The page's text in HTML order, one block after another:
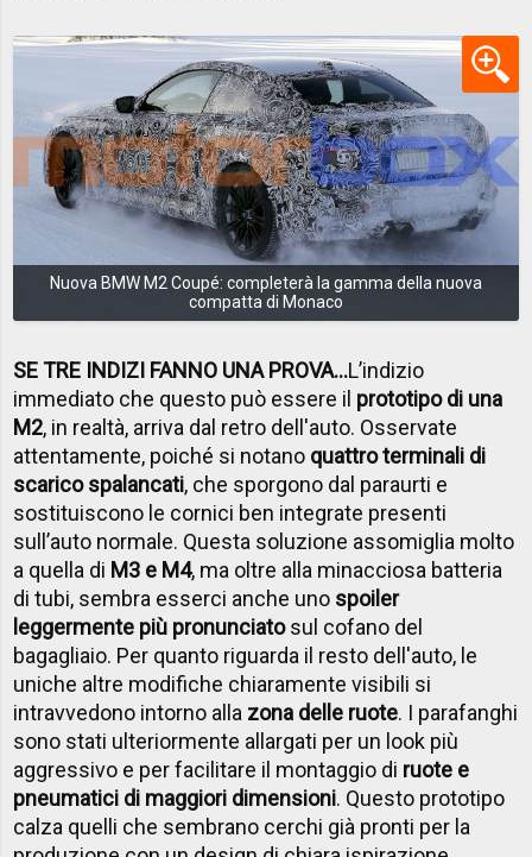
Nuova BMW M2 Coupé: completerà la gamma della nuova
compatta di Monaco
SE TRE INDIZI FANNO UNA PROVA…L’indizio
immediato che questo può essere il prototipo di una
M2, in realtà, arriva dal retro dell'auto. Osservate
attentamente, poiché si notano quattro terminali di
scarico spalancati, che sporgono dal paraurti e
sostituiscono le cornici ben integrate presenti
sull’auto normale. Questa soluzione assomiglia molto
a quella di M3 e M4, ma oltre alla minacciosa batteria
di tubi, sembra esserci anche uno spoiler
leggermente più pronunciatosul cofano del
bagagliaio. Per quanto riguarda il resto dell'auto, le
uniche altre modifiche chiaramente visibili si
intravvedono intorno alla zona delle ruote. I parafanghi
sono stati ulteriormente allargati per un look più
aggressivo e per facilitare il montaggio di ruote e
pneumatici di maggiori dimensioni. Questo prototipo
calza quelli che sembrano cerchi già pronti per la